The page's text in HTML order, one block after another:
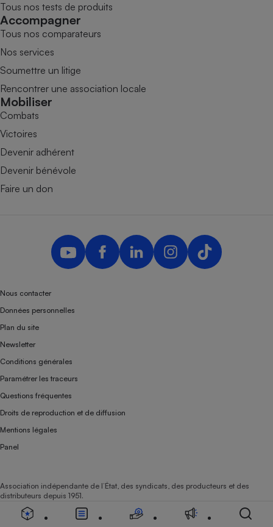
Tous nos tests de produits
Accompagner
Tous nos comparateurs
Nos services
Soumettre un litige
Rencontrer une association locale
Mobiliser
Combats
Victoires
Devenir adhérent
Devenir bénévole
Faire un don
Nous contacter
Données personnelles
Plan du site
Newsletter
Conditions générales
Paramétrer les traceurs
Questions fréquentes
Droits de reproduction et de diffusion
Mentions légales
Panel
Association indépendante de l’État, des syndicats, des producteurs et des
distributeurs depuis 1951.